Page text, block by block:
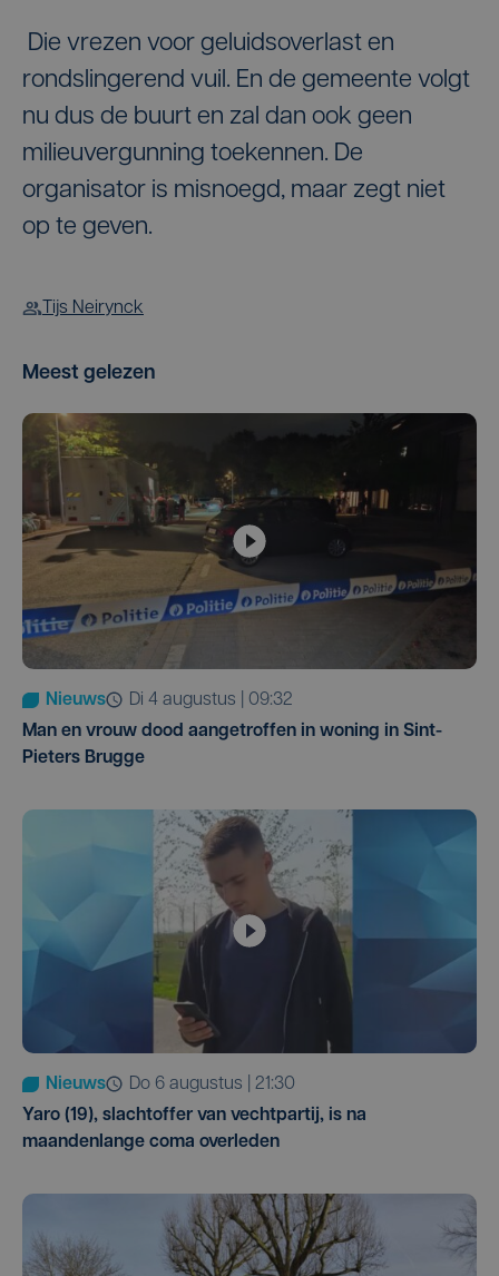
Die vrezen voor geluidsoverlast en
rondslingerend vuil. En de gemeente volgt
nu dus de buurt en zal dan ook geen
milieuvergunning toekennen. De
organisator is misnoegd, maar zegt niet
op te geven.
Tijs Neirynck
Meest gelezen
Nieuws
di 4 augustus | 09:32
Man en vrouw dood aangetroffen in woning in Sint-
Pieters Brugge
Nieuws
do 6 augustus | 21:30
Yaro (19), slachtoffer van vechtpartij, is na
maandenlange coma overleden